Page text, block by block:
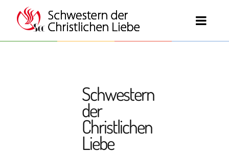
Schwestern
der
Christlichen
Liebe